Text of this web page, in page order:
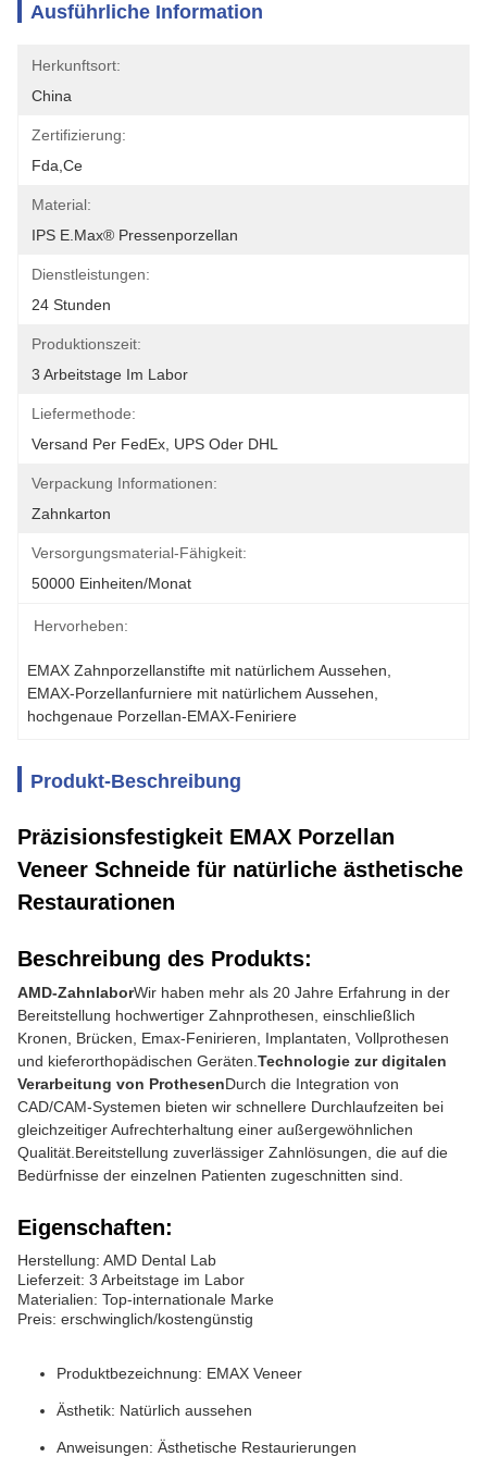
Ausführliche Information
Herkunftsort:
China
Zertifizierung:
Fda,ce
Material:
IPS E.max® Pressenporzellan
Dienstleistungen:
24 Stunden
Produktionszeit:
3 Arbeitstage Im Labor
Liefermethode:
Versand Per FedEx, UPS Oder DHL
Verpackung Informationen:
Zahnkarton
Versorgungsmaterial-Fähigkeit:
50000 Einheiten/Monat
Hervorheben:
EMAX Zahnporzellanstifte mit natürlichem Aussehen
EMAX-Porzellanfurniere mit natürlichem Aussehen
hochgenaue Porzellan-EMAX-Feniriere
Produkt-Beschreibung
Präzisionsfestigkeit EMAX Porzellan
Veneer Schneide für natürliche ästhetische
Restaurationen
Beschreibung des Produkts:
AMD-ZahnlaborWir haben mehr als 20 Jahre Erfahrung in der
Bereitstellung hochwertiger Zahnprothesen, einschließlich
Kronen, Brücken, Emax-Fenirieren, Implantaten, Vollprothesen
und kieferorthopädischen Geräten. Technologie zur digitalen
Verarbeitung von ProthesenDurch die Integration von
CAD/CAM-Systemen bieten wir schnellere Durchlaufzeiten bei
gleichzeitiger Aufrechterhaltung einer außergewöhnlichen
Qualität.Bereitstellung zuverlässiger Zahnlösungen, die auf die
Bedürfnisse der einzelnen Patienten zugeschnitten sind.
Eigenschaften:
Herstellung: AMD Dental Lab
Lieferzeit: 3 Arbeitstage im Labor
Materialien: Top-internationale Marke
Preis: erschwinglich/kostengünstig
Produktbezeichnung: EMAX Veneer
Ästhetik: Natürlich aussehen
Anweisungen: Ästhetische Restaurierungen